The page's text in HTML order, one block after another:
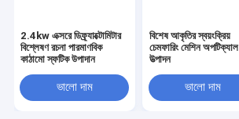
2.4kw এক্সরে ডিফ্র্যাক্টোমিটার
বিশ্লেষণ রচনা পারমাণবিক
কাঠামো স্ফটিক উপাদান
ভালো দাম
বিশেষ আকৃতির স্বয়ংক্রিয়
চেমফারিং মেশিন অপটিক্যাল
উত্পাদন
ভালো দাম